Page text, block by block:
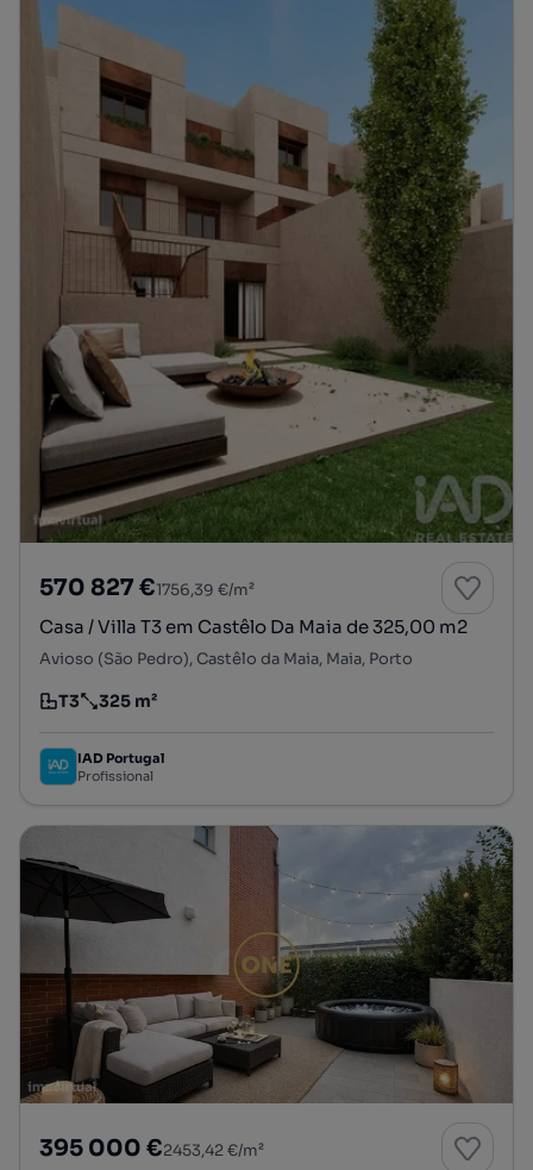
570 827 €1756,39 €/m²
Casa / Villa T3 em Castêlo Da Maia de 325,00 m2
Avioso (São Pedro), Castêlo da Maia, Maia, Porto
Tipologia
T3
Preço por metro quadrado
325 m²
IAD Portugal
Profissional
395 000 €2453,42 €/m²